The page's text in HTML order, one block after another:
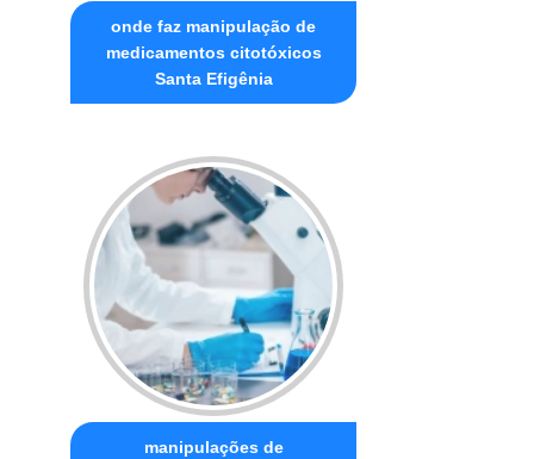
onde faz manipulação de
medicamentos citotóxicos
Santa Efigênia
manipulações de